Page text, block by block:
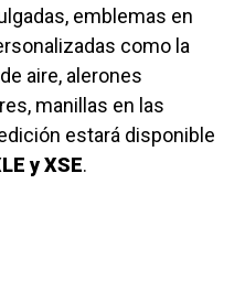
emblemas en
como la
aire, alerones
manillas en las
estará disponible
y XSE.